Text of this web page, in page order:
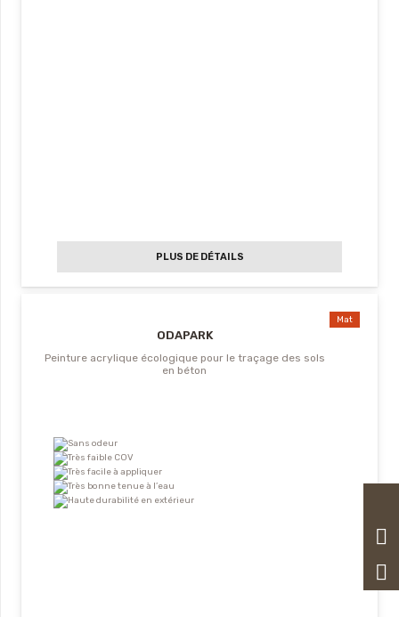
PLUS DE DÉTAILS
Mat
ODAPARK
Peinture acrylique écologique pour le traçage des sols
en béton
Sans odeur
Très faible COV
Très facile à appliquer
Très bonne tenue à l’eau
Haute durabilité en extérieur